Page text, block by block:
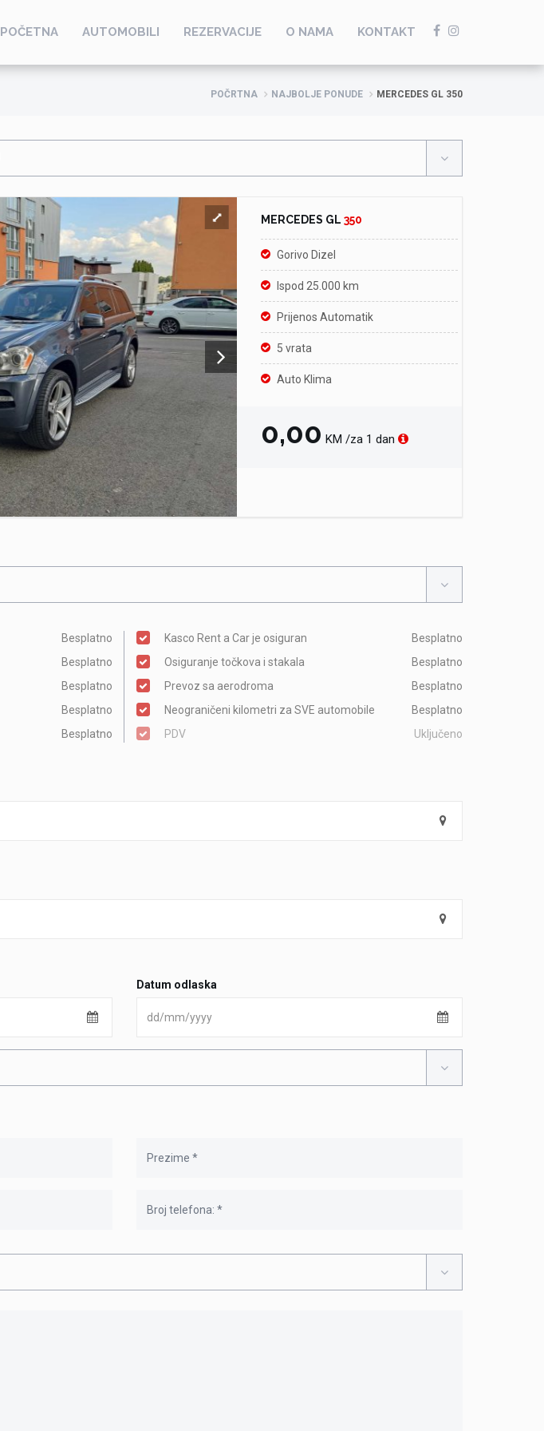
POČETNA AUTOMOBILI REZERVACIJE O NAMA KONTAKT
POČRTNA NAJBOLJE PONUDE MERCEDES GL 350
MERCEDES GL350
Gorivo Dizel
Ispod 25.000 km
Prijenos Automatik
5 vrata
Auto Klima
0,00 KM /za 1 dan
Besplatno
Besplatno
Besplatno
Besplatno
Besplatno
Kasco Rent a Car je osiguran
Besplatno
Osiguranje točkova i stakala
Besplatno
Prevoz sa aerodroma
Besplatno
Neograničeni kilometri za SVE automobile
Besplatno
PDV
Uključeno
Datum odlaska